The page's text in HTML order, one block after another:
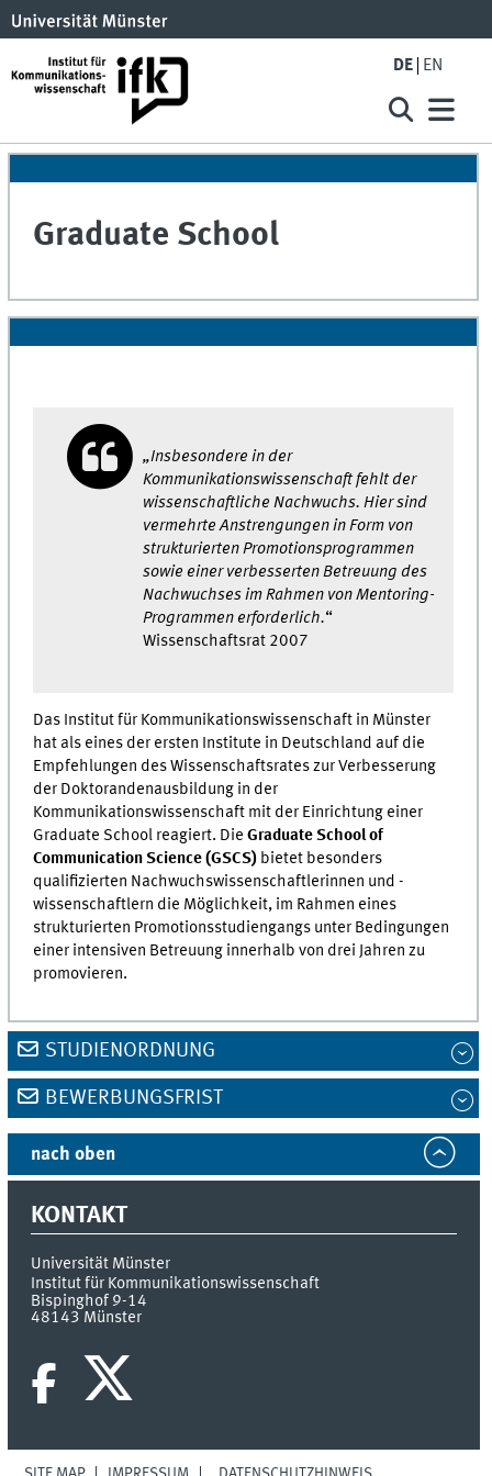
DE EN
Graduate School
„Insbesondere in der
Kommunikationswissenschaft fehlt der
wissenschaftliche Nachwuchs. Hier sind
vermehrte Anstrengungen in Form von
strukturierten Promotionsprogrammen
sowie einer verbesserten Betreuung des
Nachwuchses im Rahmen von Mentoring-
Programmen erforderlich.“
Wissenschaftsrat 2007
Das Institut für Kommunikationswissenschaft in Münster
hat als eines der ersten Institute in Deutschland auf die
Empfehlungen des Wissenschaftsrates zur Verbesserung
der Doktorandenausbildung in der
Kommunikationswissenschaft mit der Einrichtung einer
Graduate School reagiert. Die Graduate School of
Communication Science (GSCS) bietet besonders
qualifizierten Nachwuchswissenschaftlerinnen und -
wissenschaftlern die Möglichkeit, im Rahmen eines
strukturierten Promotionsstudiengangs unter Bedingungen
einer intensiven Betreuung innerhalb von drei Jahren zu
promovieren.
STUDIENORDNUNG
BEWERBUNGSFRIST
nach oben
KONTAKT
Universität Münster
Institut für Kommunikationswissenschaft
Bispinghof 9-14
48143 Münster